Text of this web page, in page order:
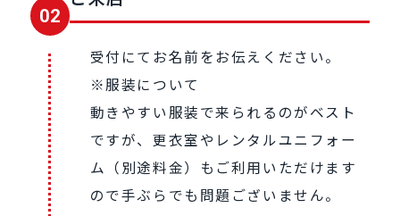
02
受付にてお名前をお伝えください。
※服装について
動きやすい服装で来られるのがベスト
ですが、更衣室やレンタルユニフォー
ム（別途料金）もご利用いただけます
ので手ぶらでも問題ございません。